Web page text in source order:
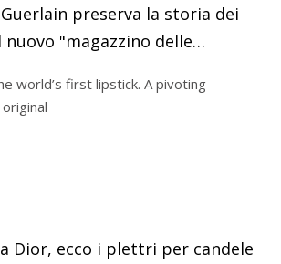
Guerlain preserva la storia dei
"magazzino delle
world’s first lipstick. A pivoting
Dior, ecco i plettri per candele